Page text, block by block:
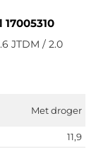
JTDM / 2.0
Met droger
11,9